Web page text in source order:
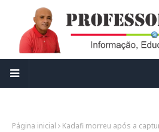
Página inicial Kadafi morreu após a